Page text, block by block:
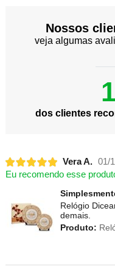
Nossos
veja algumas
dos clientes
Vera A. 01/
Eu recomendo esse
Relógio
demais.
Produto: